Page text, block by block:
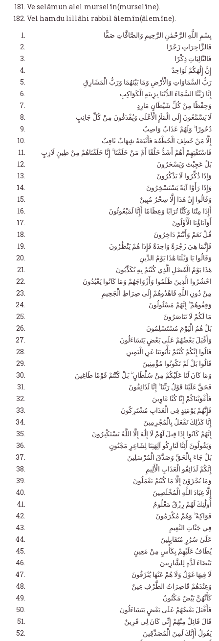
Ve selâmun alel murselîn(murselîne).
Vel hamdu lillâhi rabbil âlemîn(âlemîne).
بِسْمِ اللَّهِ الرَّحْمَٰنِ الرَّحِيمِ وَالصَّافَّاتِ صَفًّا
فَالزَّاجِرَاتِ زَجْرًا
فَالتَّالِيَاتِ ذِكْرًا
إِنَّ إِلَٰهَكُمْ لَوَاحِدٌ
رَبُّ السَّمَاوَاتِ وَالْأَرْضِ وَمَا بَيْنَهُمَا وَرَبُّ الْمَشَارِقِ
إِنَّا زَيَّنَّا السَّمَاءَ الدُّنْيَا بِزِينَةٍ الْكَوَاكِبِ
وَحِفْظًا مِنْ كُلِّ شَيْطَانٍ مَارِدٍ
لَا يَسَّمَّعُونَ إِلَى الْمَلَإِ الْأَعْلَىٰ وَيُقْذَفُونَ مِنْ كُلِّ جَانِبٍ
دُحُورًا ۖ وَلَهُمْ عَذَابٌ وَاصِبٌ
إِلَّا مَنْ خَطِفَ الْخَطْفَةَ فَأَتْبَعَهُ شِهَابٌ ثَاقِبٌ
فَاسْتَفْتِهِمْ أَهُمْ أَشَدُّ خَلْقًا أَمْ مَنْ خَلَقْنَا ۚ إِنَّا خَلَقْنَاهُمْ مِنْ طِينٍ لَازِبٍ
بَلْ عَجِبْتَ وَيَسْخَرُونَ
وَإِذَا ذُكِّرُوا لَا يَذْكُرُونَ
وَإِذَا رَأَوْا آيَةً يَسْتَسْخِرُونَ
وَقَالُوا إِنْ هَٰذَا إِلَّا سِحْرٌ مُبِينٌ
أَإِذَا مِتْنَا وَكُنَّا تُرَابًا وَعِظَامًا أَإِنَّا لَمَبْعُوثُونَ
أَوَآبَاؤُنَا الْأَوَّلُونَ
قُلْ نَعَمْ وَأَنْتُمْ دَاخِرُونَ
فَإِنَّمَا هِيَ زَجْرَةٌ وَاحِدَةٌ فَإِذَا هُمْ يَنْظُرُونَ
وَقَالُوا يَا وَيْلَنَا هَٰذَا يَوْمُ الدِّينِ
هَٰذَا يَوْمُ الْفَصْلِ الَّذِي كُنْتُمْ بِهِ تُكَذِّبُونَ
احْشُرُوا الَّذِينَ ظَلَمُوا وَأَزْوَاجَهُمْ وَمَا كَانُوا يَعْبُدُونَ
مِنْ دُونِ اللَّهِ فَاهْدُوهُمْ إِلَىٰ صِرَاطِ الْجَحِيمِ
وَقِفُوهُمْ ۖ إِنَّهُمْ مَسْئُولُونَ
مَا لَكُمْ لَا تَنَاصَرُونَ
بَلْ هُمُ الْيَوْمَ مُسْتَسْلِمُونَ
وَأَقْبَلَ بَعْضُهُمْ عَلَىٰ بَعْضٍ يَتَسَاءَلُونَ
قَالُوا إِنَّكُمْ كُنْتُمْ تَأْتُونَنَا عَنِ الْيَمِينِ
قَالُوا بَلْ لَمْ تَكُونُوا مُؤْمِنِينَ
وَمَا كَانَ لَنَا عَلَيْكُمْ مِنْ سُلْطَانٍ ۖ بَلْ كُنْتُمْ قَوْمًا طَاغِينَ
فَحَقَّ عَلَيْنَا قَوْلُ رَبِّنَا ۖ إِنَّا لَذَائِقُونَ
فَأَغْوَيْنَاكُمْ إِنَّا كُنَّا غَاوِينَ
فَإِنَّهُمْ يَوْمَئِذٍ فِي الْعَذَابِ مُشْتَرِكُونَ
إِنَّا كَذَٰلِكَ نَفْعَلُ بِالْمُجْرِمِينَ
إِنَّهُمْ كَانُوا إِذَا قِيلَ لَهُمْ لَا إِلَٰهَ إِلَّا اللَّهُ يَسْتَكْبِرُونَ
وَيَقُولُونَ أَئِنَّا لَتَارِكُو آلِهَتِنَا لِشَاعِرٍ مَجْنُونٍ
بَلْ جَاءَ بِالْحَقِّ وَصَدَّقَ الْمُرْسَلِينَ
إِنَّكُمْ لَذَائِقُو الْعَذَابِ الْأَلِيمِ
وَمَا تُجْزَوْنَ إِلَّا مَا كُنْتُمْ تَعْمَلُونَ
إِلَّا عِبَادَ اللَّهِ الْمُخْلَصِينَ
أُولَٰئِكَ لَهُمْ رِزْقٌ مَعْلُومٌ
فَوَاكِهُ ۖ وَهُمْ مُكْرَمُونَ
فِي جَنَّاتِ النَّعِيمِ
عَلَىٰ سُرُرٍ مُتَقَابِلِينَ
يُطَافُ عَلَيْهِمْ بِكَأْسٍ مِنْ مَعِينٍ
بَيْضَاءَ لَذَّةٍ لِلشَّارِبِينَ
لَا فِيهَا غَوْلٌ وَلَا هُمْ عَنْهَا يُنْزَفُونَ
وَعِنْدَهُمْ قَاصِرَاتُ الطَّرْفِ عِينٌ
كَأَنَّهُنَّ بَيْضٌ مَكْنُونٌ
فَأَقْبَلَ بَعْضُهُمْ عَلَىٰ بَعْضٍ يَتَسَاءَلُونَ
قَالَ قَائِلٌ مِنْهُمْ إِنِّي كَانَ لِي قَرِينٌ
يَقُولُ أَإِنَّكَ لَمِنَ الْمُصَدِّقِينَ